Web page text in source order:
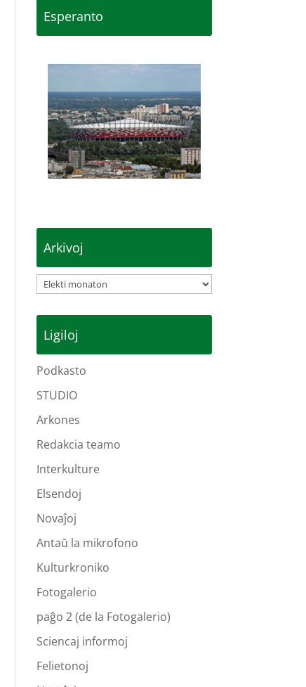
Esperanto
Arkivoj
Arkivoj
Ligiloj
Podkasto
STUDIO
Arkones
Redakcia teamo
Interkulture
Elsendoj
Novaĵoj
Antaŭ la mikrofono
Kulturkroniko
Fotogalerio
paĝo 2 (de la Fotogalerio)
Sciencaj informoj
Felietonoj